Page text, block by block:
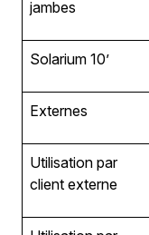
jambes
Solarium 10’
Externes
Utilisation par
client externe